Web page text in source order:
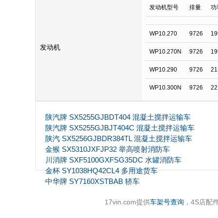
发动机
发动机型号 排量 功
WP10.270 9726
WP10.270N 9726
WP10.290 9726
WP10.300N 9726
陕汽牌 SX5255GJBDT404 混凝土搅拌运输车
陕汽牌 SX5255GJBJT404C 混凝土搅拌运输车
陕汽 SX5256GJBDR384TL 混凝土搅拌运输车
金猴 SX5310JXFJP32 举高喷射消防车
川消牌 SXF5100GXFSG35DC 水罐消防车
金杯 SY1038HQ42CL4 多用途货车
中华牌 SY7160XSTBAB 轿车
17vin.com提供车架号查询 ，4S店配